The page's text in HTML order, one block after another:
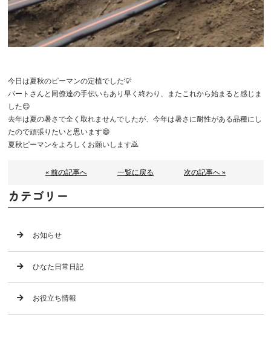
今日は夏秋のピーマンの定植でした💡
パートさんと同僚達の手伝いもあり早く終わり、またこれから始まると感じま
した😊
去年は夏の暑さで全く取れませんでしたが、今年は暑さに耐性がある品種にし
たので頑張りたいと思います😄
夏秋ピーマンをよろしくお願いします🙇
« 前の記事へ 一覧に戻る 次の記事へ »
カテゴリー
お知らせ
ひなた日常日記
お役立ち情報